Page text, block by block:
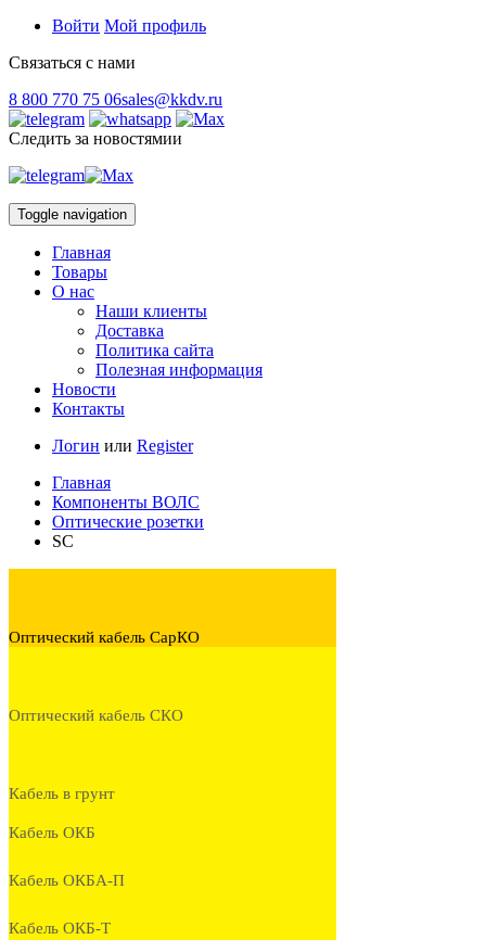
Войти Мой профиль
Связаться с нами
8 800 770 75 06sales@kkdv.ru
Следить за новостямии
Toggle navigation
Главная
Товары
О нас
Наши клиенты
Доставка
Политика сайта
Полезная информация
Новости
Контакты
Логин или Register
Главная
Компоненты ВОЛС
Оптические розетки
SC
Оптический кабель СарКО
Оптический кабель СКО
Кабель в грунт
Кабель ОКБ
Кабель ОКБА-П
Кабель ОКБ-Т